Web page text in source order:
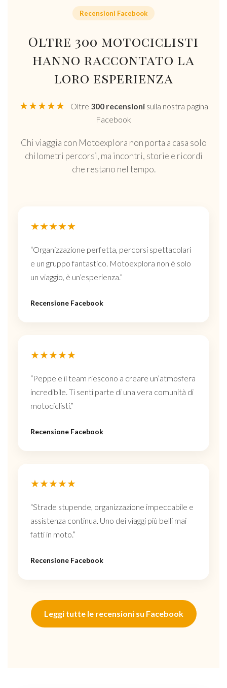
Recensioni Facebook
Oltre 300 motociclisti
hanno raccontato la
loro esperienza
★★★★★ Oltre 300 recensionisulla nostra pagina
Facebook
Chi viaggia con Motoexplora non porta a casa solo
chilometri percorsi, ma incontri, storie e ricordi
che restano nel tempo.
★★★★★
“Organizzazione perfetta, percorsi spettacolari
e un gruppo fantastico. Motoexplora non è solo
un viaggio, è un’esperienza.”
Recensione Facebook
★★★★★
“Peppe e il team riescono a creare un’atmosfera
incredibile. Ti senti parte di una vera comunità di
motociclisti.”
Recensione Facebook
★★★★★
“Strade stupende, organizzazione impeccabile e
assistenza continua. Uno dei viaggi più belli mai
fatti in moto.”
Recensione Facebook
Leggi tutte le recensioni su Facebook